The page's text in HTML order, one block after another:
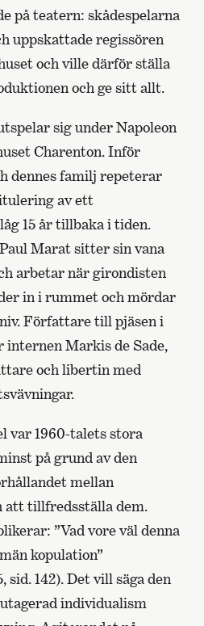
på teatern: skådespelarna
uppskattade regissören
och ville därför ställa
och ge sitt allt.
sig under Napoleon
Charenton. Inför
dennes familj repeterar
av ett
15 år tillbaka i tiden.
Marat sitter sin vana
arbetar när girondisten
in i rummet och mördar
Författare till pjäsen i
internen Markis de Sade,
och libertin med
var 1960-talets stora
på grund av den
mellan
att tillfredsställa dem.
”Vad vore väl denna
kopulation”
sid. 142). Det vill säga den
individualism